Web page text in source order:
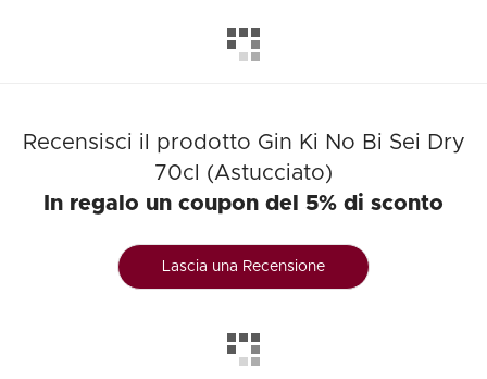
Recensisci il prodotto Gin Ki No Bi Sei Dry
70cl (Astucciato)
In regalo un coupon del 5% di sconto
Lascia una Recensione